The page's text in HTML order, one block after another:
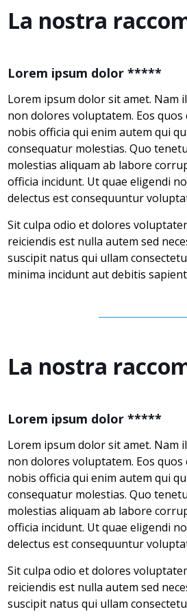
La nostra
Lorem ipsum dolor *****
Lorem ipsum dolor sit amet. Nam
non dolores voluptatem. Eos
nobis officia qui enim autem qui
consequatur molestias. Quo
molestias aliquam ab labore
officia incidunt. Ut quae eligendi
delectus est consequuntur
Sit culpa odio et dolores
reiciendis est nulla autem sed
suscipit natus qui ullam
minima incidunt aut debitis
La nostra
Lorem ipsum dolor *****
Lorem ipsum dolor sit amet. Nam
non dolores voluptatem. Eos
nobis officia qui enim autem qui
consequatur molestias. Quo
molestias aliquam ab labore
officia incidunt. Ut quae eligendi
delectus est consequuntur
Sit culpa odio et dolores
reiciendis est nulla autem sed
suscipit natus qui ullam